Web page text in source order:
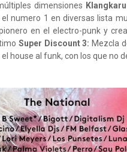
dimensiones
numero 1 en diversas lista
en el electro-punk y
Super Discount 3: Mezcla
house al funk, con los que no